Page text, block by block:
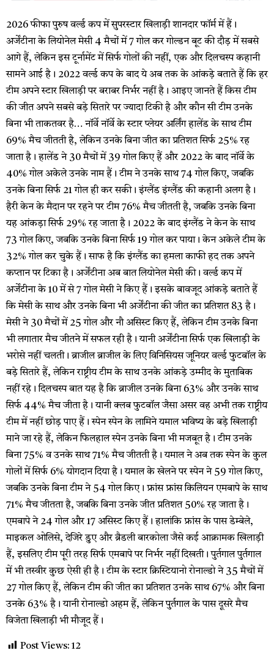
2026 फीफा पुरुष वर्ल्ड कप में सुपरस्टार खिलाड़ी शानदार फॉर्म में हैं।
अर्जेंटीना के लियोनेल मेसी 4 मैचों में 7 गोल कर गोल्डन बूट की दौड़ में सबसे
आगे हैं, लेकिन इस टूर्नामेंट में सिर्फ गोलों की नहीं, एक और दिलचस्प कहानी
सामने आई है। 2022 वर्ल्ड कप के बाद ये अब तक के आंकड़े बताते हैं कि हर
टीम अपने स्टार खिलाड़ी पर बराबर निर्भर नहीं है। आइए जानते हैं किस टीम
की जीत अपने सबसे बड़े सितारे पर ज्यादा टिकी है और कौन सी टीम उनके
बिना भी ताकतवर है… नॉर्वे नॉर्वे के स्टार प्लेयर अर्लिंग हालेंड के साथ टीम
69% मैच जीतती है, लेकिन उनके बिना जीत का प्रतिशत सिर्फ 25% रह
जाता है। हालेंड ने 30 मैचों में 39 गोल किए हैं और 2022 के बाद नॉर्वे के
40% गोल अकेले उनके नाम हैं। टीम ने उनके साथ 74 गोल किए, जबकि
उनके बिना सिर्फ 21 गोल ही कर सकी। इंग्लैंड इंग्लैंड की कहानी अलग है।
हैरी केन के मैदान पर रहने पर टीम 76% मैच जीतती है, जबकि उनके बिना
यह आंकड़ा सिर्फ 29% रह जाता है। 2022 के बाद इंग्लैंड ने केन के साथ
73 गोल किए, जबकि उनके बिना सिर्फ 19 गोल कर पाया। केन अकेले टीम के
32% गोल कर चुके हैं। साफ है कि इंग्लैंड का हमला काफी हद तक अपने
कप्तान पर टिका है। अर्जेंटीना अब बात लियोनेल मेसी की। वर्ल्ड कप में
अर्जेंटीना के 10 में से 7 गोल मेसी ने किए हैं। इसके बावजूद आंकड़े बताते हैं
कि मेसी के साथ और उनके बिना भी अर्जेंटीना की जीत का प्रतिशत 83 है।
मेसी ने 30 मैचों में 25 गोल और नौ असिस्ट किए हैं, लेकिन टीम उनके बिना
भी लगातार मैच जीतने में सफल रही है। यानी अर्जेंटीना सिर्फ एक खिलाड़ी के
भरोसे नहीं चलती। ब्राजील ब्राजील के लिए विनिसियस जूनियर वर्ल्ड फुटबॉल के
बड़े सितारे हैं, लेकिन राष्ट्रीय टीम के साथ उनके आंकड़े उम्मीद के मुताबिक
नहीं रहे। दिलचस्प बात यह है कि ब्राजील उनके बिना 63% और उनके साथ
सिर्फ 44% मैच जीता है। यानी क्लब फुटबॉल जैसा असर वह अभी तक राष्ट्रीय
टीम में नहीं छोड़ पाए हैं। स्पेन स्पेन के लामिने यमाल भविष्य के बड़े खिलाड़ी
माने जा रहे हैं, लेकिन फिलहाल स्पेन उनके बिना भी मजबूत है। टीम उनके
बिना 75% व उनके साथ 71% मैच जीतती है। यमाल ने अब तक स्पेन के कुल
गोलों में सिर्फ 6% योगदान दिया है। यमाल के खेलने पर स्पेन ने 59 गोल किए,
जबकि उनके बिना टीम ने 54 गोल किए। फ्रांस फ्रांस किलियन एमबापे के साथ
71% मैच जीतता है, जबकि बिना उनके जीत प्रतिशत 50% रह जाता है।
एमबापे ने 24 गोल और 17 असिस्ट किए हैं। हालांकि फ्रांस के पास डेम्बेले,
माइकल ओलिसे, देजिरे डुए और ब्रैडली बारकोला जैसे कई आक्रामक खिलाड़ी
हैं, इसलिए टीम पूरी तरह सिर्फ एमबापे पर निर्भर नहीं दिखती। पुर्तगाल पुर्तगाल
में भी तस्वीर कुछ ऐसी ही है। टीम के स्टार क्रिस्टियानो रोनाल्डो ने 35 मैचों में
27 गोल किए हैं, लेकिन टीम की जीत का प्रतिशत उनके साथ 67% और बिना
उनके 63% है। यानी रोनाल्डो अहम हैं, लेकिन पुर्तगाल के पास दूसरे मैच
विजेता खिलाड़ी भी मौजूद हैं।
Post Views: 12